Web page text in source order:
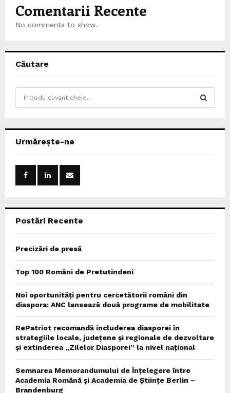
Comentarii Recente
No comments to show.
Căutare
h
Urmărește-ne
Postări Recente
Precizări de presă
Top 100 Români de Pretutindeni
Noi oportunități pentru cercetătorii români din
diaspora: ANC lansează două programe de mobilitate
RePatriot recomandă includerea diasporei în
strategiile locale, județene și regionale de dezvoltare
și extinderea „Zilelor Diasporei” la nivel național
Semnarea Memorandumului de Înțelegere între
Academia Română și Academia de Științe Berlin –
Brandenburg